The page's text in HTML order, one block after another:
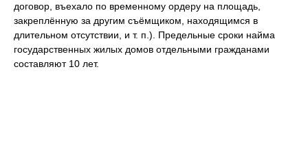
договор, въехало по временному ордеру на площадь,
закреплённую за другим съёмщиком, находящимся в
длительном отсутствии, и т. п.). Предельные сроки найма
государственных жилых домов отдельными гражданами
составляют 10 лет.